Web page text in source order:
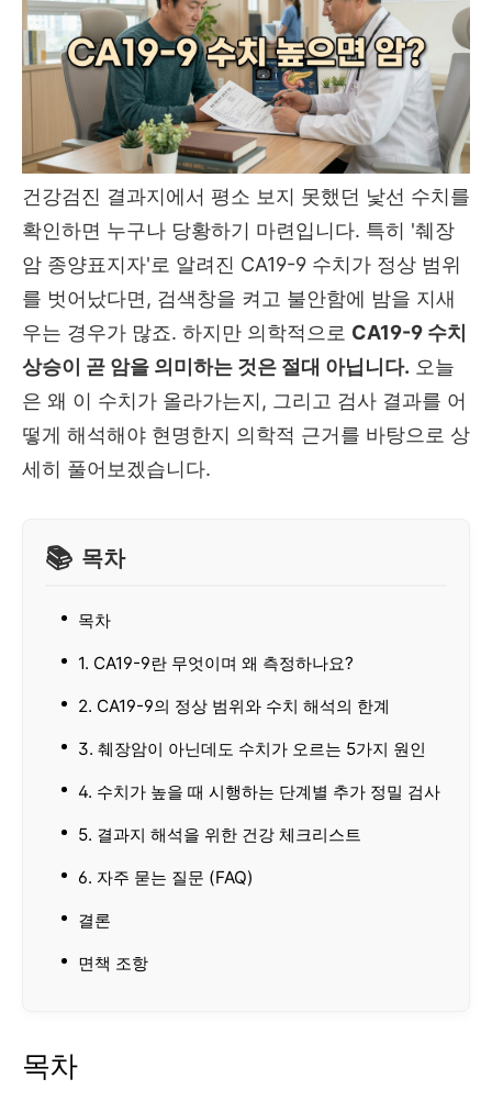
건강검진 결과지에서 평소 보지 못했던 낯선 수치를
확인하면 누구나 당황하기 마련입니다. 특히 '췌장
암 종양표지자'로 알려진 CA19-9 수치가 정상 범위
를 벗어났다면, 검색창을 켜고 불안함에 밤을 지새
우는 경우가 많죠. 하지만 의학적으로 CA19-9 수치
상승이 곧 암을 의미하는 것은 절대 아닙니다. 오늘
은 왜 이 수치가 올라가는지, 그리고 검사 결과를 어
떻게 해석해야 현명한지 의학적 근거를 바탕으로 상
세히 풀어보겠습니다.
목차
목차
1. CA19-9란 무엇이며 왜 측정하나요?
2. CA19-9의 정상 범위와 수치 해석의 한계
3. 췌장암이 아닌데도 수치가 오르는 5가지 원인
4. 수치가 높을 때 시행하는 단계별 추가 정밀 검사
5. 결과지 해석을 위한 건강 체크리스트
6. 자주 묻는 질문 (FAQ)
결론
면책 조항
목차